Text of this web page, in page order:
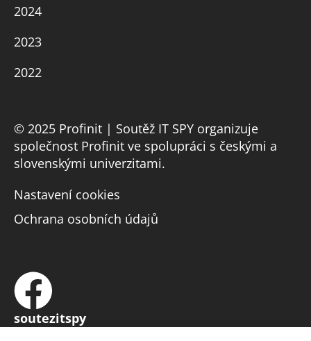
2024
2023
2022
© 2025 Profinit | Soutěž IT SPY organizuje
společnost Profinit ve spolupráci s českými a
slovenskými univerzitami.
Nastavení cookies
Ochrana osobních údajů
soutezitspy